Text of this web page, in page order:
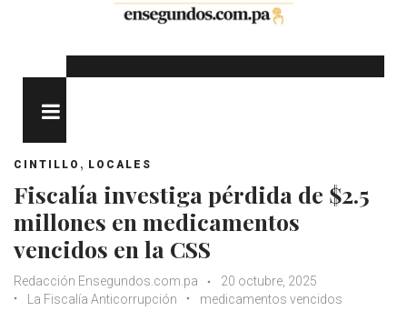
CINTILLO , LOCALES
Fiscalía investiga pérdida de $2.5
millones en medicamentos
vencidos en la CSS
Redacción Ensegundos.com.pa
20 octubre, 2025
La Fiscalía Anticorrupción
medicamentos vencidos